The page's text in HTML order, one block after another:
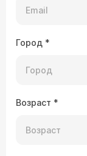
Город *
Возраст *